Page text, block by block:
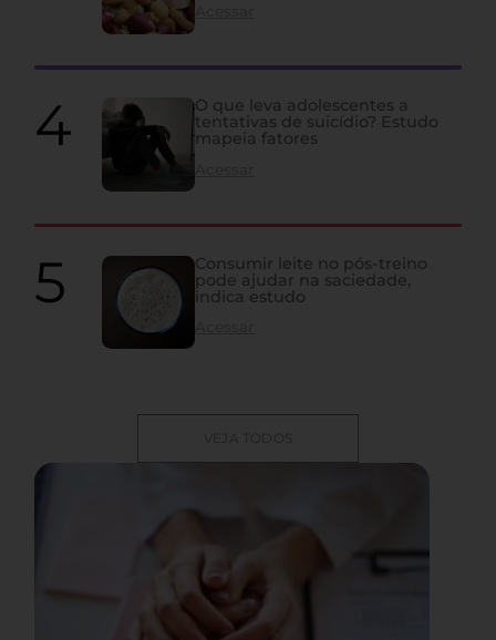
O que leva adolescentes a
tentativas de suicídio? Estudo
mapeia fatores
Consumir leite no pós-treino
pode ajudar na saciedade,
indica estudo
VEJA TODOS